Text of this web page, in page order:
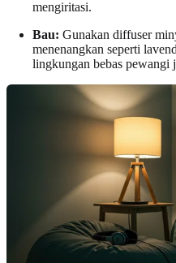
mengiritasi.
Bau: Gunakan diffuser
menenangkan seperti
lingkungan bebas pewangi